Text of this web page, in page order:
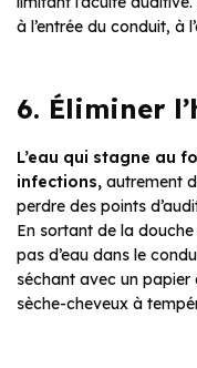
à l’entrée du conduit, à
6. Éliminer
L’eau qui stagne au
infections, autrement
perdre des points
En sortant de la douche
pas d’eau dans le
séchant avec un
sèche-cheveux à